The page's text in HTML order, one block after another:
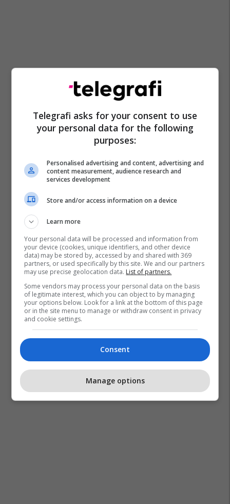
Telegrafi asks for your consent to use
your personal data for the following
purposes:
Personalised advertising and content, advertising and
content measurement, audience research and
services development
Store and/or access information on a device
Learn more
Your personal data will be processed and information from
your device (cookies, unique identifiers, and other device
data) may be stored by, accessed by and shared with 369
partners, or used specifically by this site. We and our partners
may use precise geolocation data. List of partners.
Some vendors may process your personal data on the basis
of legitimate interest, which you can object to by managing
your options below. Look for a link at the bottom of this page
or in the site menu to manage or withdraw consent in privacy
and cookie settings.
Consent
Manage options